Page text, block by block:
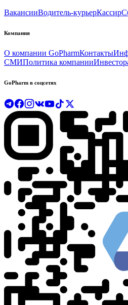
ВакансииВодитель-курьерКассир
Компания
О компании GoPharmКонтакты
СМИПолитика компании
GoPharm в соцсетях